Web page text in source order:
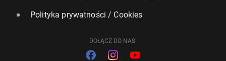
Polityka prywatności / Cookies
DOŁĄCZ DO NAS: